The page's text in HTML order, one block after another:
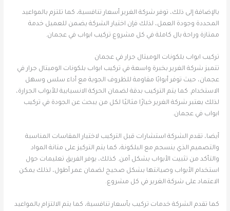
بالإضافة إلى ذلك، توفر شركة الغرير أسعار تنافسية، كما تلتزم بالمواعيد
المحددة وجودة العمل، لذلك فإن اختيار الشركة يضمن للعميل خدمة
ممتازة وراحة بال كاملة في كل مشروع تركيب ابواب في عجمان.
تركيب ابواب بلكونات الوميتال جرار في عجمان
تتميز شركة الغرير بخبرة واسعة في تركيب ابواب بلكونات الوميتال جرار في
عجمان، حيث توفر أبوابًا مقاومة للظروف الجوية مع أداء سلس وسهل
الاستخدام. كما يتم التركيب بدقة لضمان الحركة الانسيابية للأبواب الجرارة،
لذلك يعتبر شركة الغرير خيارًا مثاليًا لكل من يبحث عن الجودة في تركيب
ابواب في عجمان.
أيضا، تقدم الشركة استشارات قبل التركيب لاختيار المقاسات المناسبة
والتصميم الذي ينسجم مع البلكونة، كما يتم التركيز على متانة المواد
والتأكد من تثبيت الأبواب بشكل آمن. كذلك، يوفر الفريق تعليمات حول
استخدام الأبواب وصيانتها بشكل صحيح لضمان عمر أطول، لذلك يمكن
الاعتماد على شركة الغرير في كل مشروع.
كما تقدم الشركة خدمات تركيب بأسعار تنافسية، كما يتم الالتزام بالمواعيد